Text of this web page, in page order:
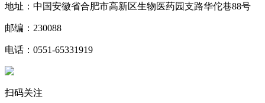
地址：中国安徽省合肥市高新区生物医药园支路华佗巷88号
邮编：230088
电话：0551-65331919
扫码关注